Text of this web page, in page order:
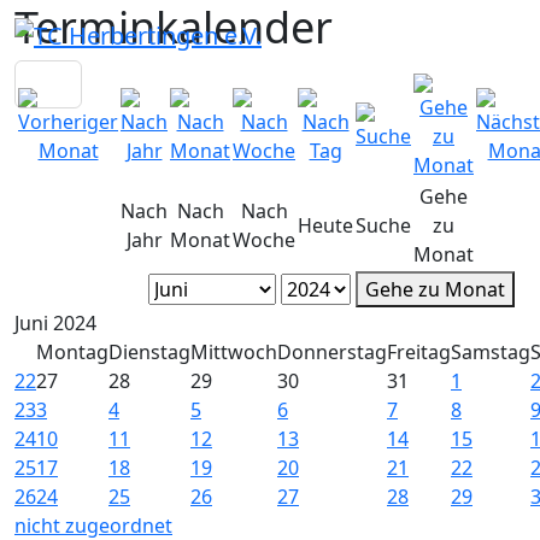
Terminkalender
Nach
Jahr
Nach
Monat
Nach
Woche
HeuteSuche
Gehe
zu
Monat
Gehe zu Monat
Juni 2024
MontagDienstagMittwochDonnerstagFreitagSamstag
2227 28 29 30 31 1
2
233 4 5 6 7 8
9
2410 11 12 13 14 15
2517 18 19 20 21 22
2624 25 26 27 28 29
nicht zugeordnet